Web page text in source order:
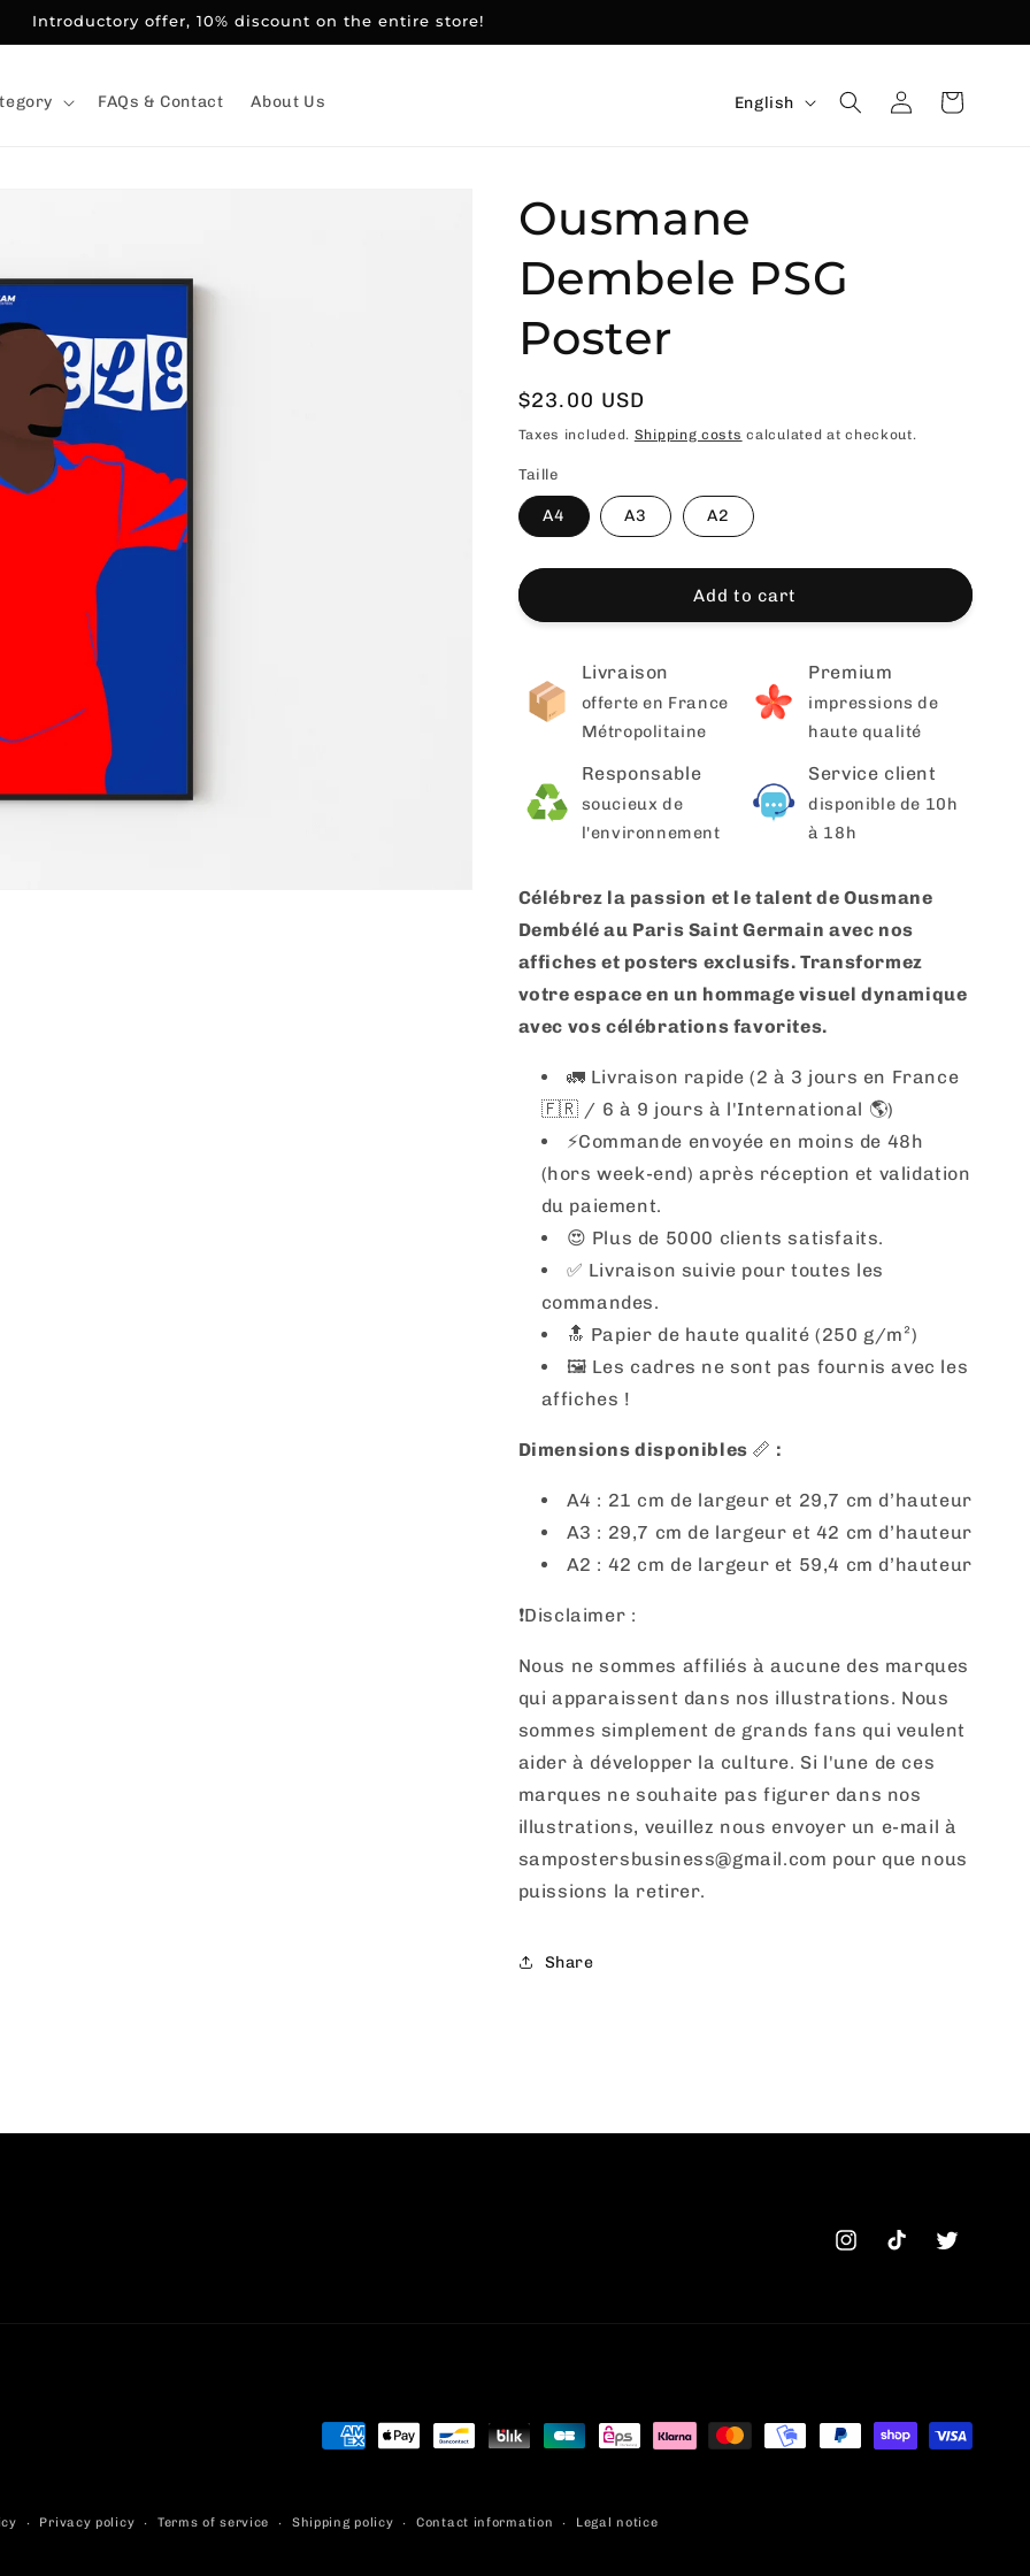
Introductory offer, 10% discount on the entire store!
FAQs & Contact About Us Language
English ConnexionBasket
Ousmane
Dembele PSG
Poster
Usual
price
$23.00 USD
Taxes included. Shipping costs calculated at checkout.
Taille
A4 A3 A2
Add to cart
Livraison
offerte en France
Métropolitaine
Premium
impressions de
haute qualité
Responsable
soucieux de
l'environnement
Service client
disponible de 10h
à 18h
Célébrez la passion et le talent de Ousmane
Dembélé au Paris Saint Germain avec nos
affiches et posters exclusifs. Transformez
votre espace en un hommage visuel dynamique
avec vos célébrations favorites.
🚛 Livraison rapide (2 à 3 jours en France
🇫🇷 / 6 à 9 jours à l'International 🌎)
⚡️Commande envoyée en moins de 48h
(hors week-end) après réception et validation
du paiement.
😍 Plus de 5000 clients satisfaits.
✅ Livraison suivie pour toutes les
commandes.
🔝 Papier de haute qualité (250 g/m²)
🖼 Les cadres ne sont pas fournis avec les
affiches !
Dimensions disponibles 📏 :
A4 : 21 cm de largeur et 29,7 cm d’hauteur
A3 : 29,7 cm de largeur et 42 cm d’hauteur
A2 : 42 cm de largeur et 59,4 cm d’hauteur
❗️Disclaimer :
Nous ne sommes affiliés à aucune des marques
qui apparaissent dans nos illustrations. Nous
sommes simplement de grands fans qui veulent
aider à développer la culture. Si l'une de ces
marques ne souhaite pas figurer dans nos
illustrations, veuillez nous envoyer un e-mail à
sampostersbusiness@gmail.com pour que nous
puissions la retirer.
Share
InstagramTikTok Twitter
Payment
Privacy policy Terms of service Shipping policy Contact information Legal notice